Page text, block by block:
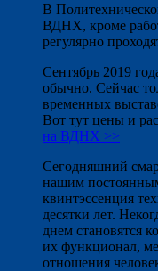
В
ВДНХ, кроме
регулярно
Сентябрь 2019
обычно. Сейчас
временных
Вот тут цены и
на ВДНХ >>
Сегодняшний
нашим
квинтэссенция
десятки лет.
днем становятся
их функционал,
отношения